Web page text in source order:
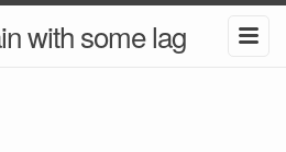
with some lag